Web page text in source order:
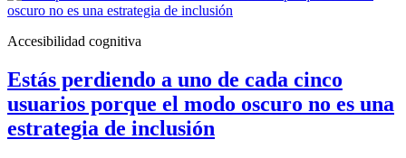
Accesibilidad cognitiva
Estás perdiendo a uno de cada cinco
usuarios porque el modo oscuro no es una
estrategia de inclusión